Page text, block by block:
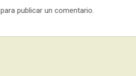
para publicar un comentario.